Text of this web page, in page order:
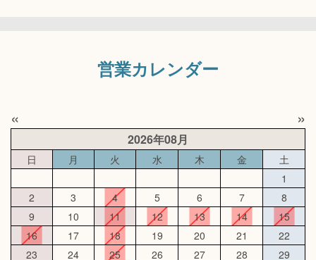
営業カレンダー
« »
2026年08月
日 月 火 水 木 金
土
1
2
3 4 5 6 7
8
9
10 11 12 13 14
15
16
17 18 19 20 21
22
23
24 25 26 27 28
29